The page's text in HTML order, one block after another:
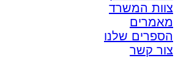
צוות המשרד
מאמרים
הספרים שלנו
צור קשר